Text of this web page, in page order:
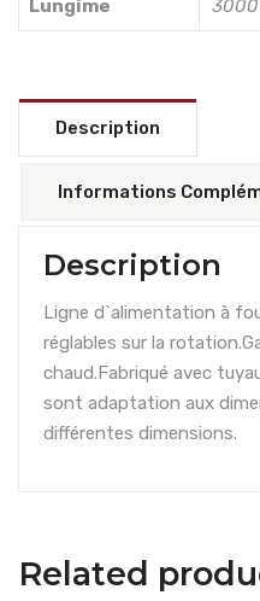
Lungime 3000
Description
Informations
Description
Ligne d`alimentation à
réglables sur la
chaud.Fabriqué avec
sont adaptation aux
différentes dimensions.
Related